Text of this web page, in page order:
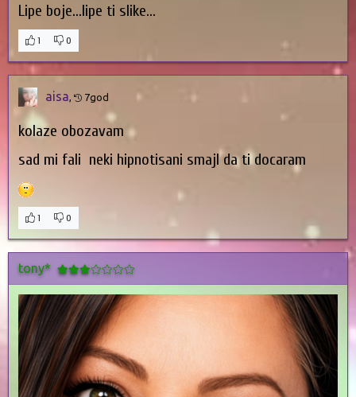
Lipe boje...lipe ti slike...
1 0
aisa 7god
kolaze obozavam
sad mi fali neki hipnotisani smajl da ti docaram
1 0
tony*